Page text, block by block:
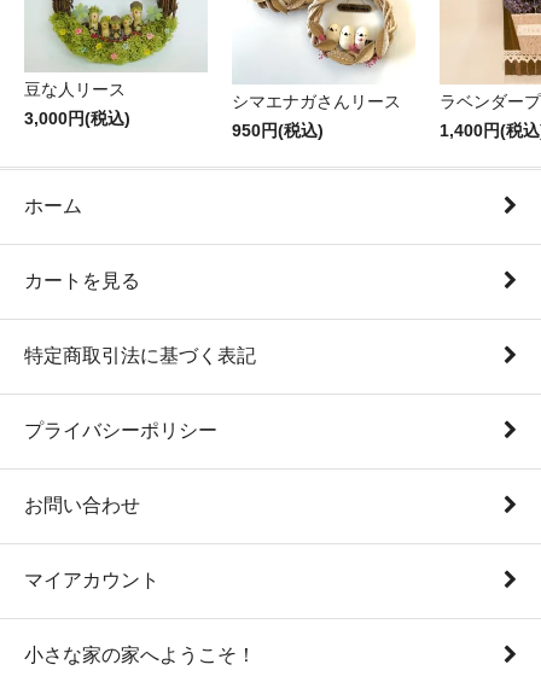
豆な人リース
3,000円(税込)
シマエナガさんリース
950円(税込)
ラベンダー
1,400円(税
ホーム
カートを見る
特定商取引法に基づく表記
プライバシーポリシー
お問い合わせ
マイアカウント
小さな家の家へようこそ！